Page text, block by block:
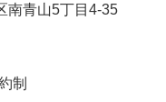
青山5丁目4‐35
制